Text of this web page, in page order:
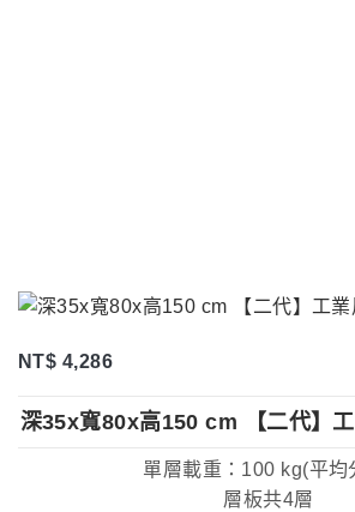
NT$ 4,286
深35x寬80x高150 cm 【二代】
單層載重：100 kg(平均
層板共4層